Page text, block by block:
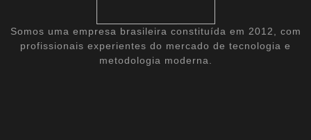
Somos uma empresa brasileira constituída em 2012, com
profissionais experientes do mercado de tecnologia e
metodologia moderna.